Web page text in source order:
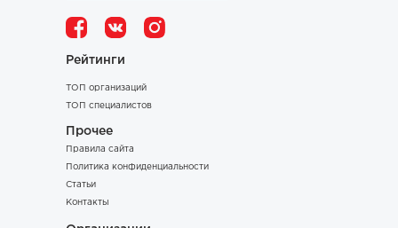
Рейтинги
ТОП организаций
ТОП специалистов
Прочее
Правила сайта
Политика конфиденциальности
Статьи
Контакты